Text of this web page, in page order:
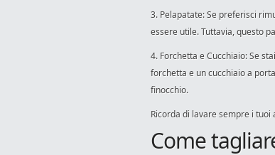
3. Pelapatate: Se preferisci
essere utile. Tuttavia, questo
4. Forchetta e Cucchiaio: Se
forchetta e un cucchiaio a
finocchio.
Ricorda di lavare sempre i
Come